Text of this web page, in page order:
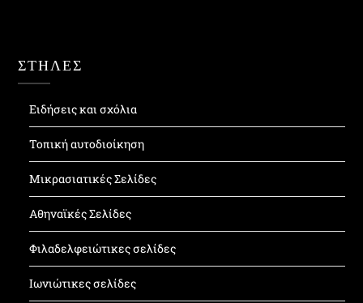
ΣΤΗΛΕΣ
Ειδήσεις και σχόλια
Τοπική αυτοδιοίκηση
Μικρασιατικές Σελίδες
Αθηναϊκές Σελίδες
Φιλαδελφειώτικες σελίδες
Ιωνιώτικες σελίδες